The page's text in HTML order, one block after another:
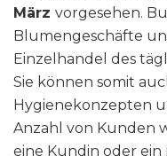
März vorgesehen.
Blumengeschäfte
Einzelhandel des
Sie können somit
Hygienekonzepten
Anzahl von Kunden
eine Kundin oder ein